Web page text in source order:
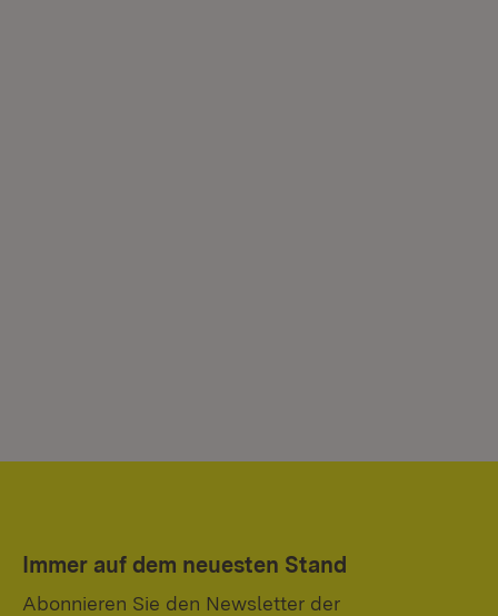
Immer auf dem neuesten Stand
Abonnieren Sie den Newsletter der